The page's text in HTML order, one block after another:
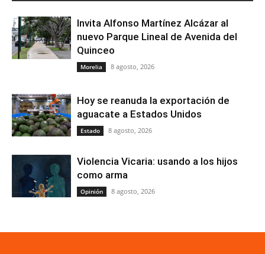
Invita Alfonso Martínez Alcázar al
nuevo Parque Lineal de Avenida del
Quinceo
Morelia 8 agosto, 2026
Hoy se reanuda la exportación de
aguacate a Estados Unidos
Estado 8 agosto, 2026
Violencia Vicaria: usando a los hijos
como arma
Opinión 8 agosto, 2026